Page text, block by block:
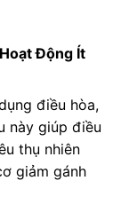
Động Ít
điều hòa,
này giúp điều
thụ nhiên
giảm gánh